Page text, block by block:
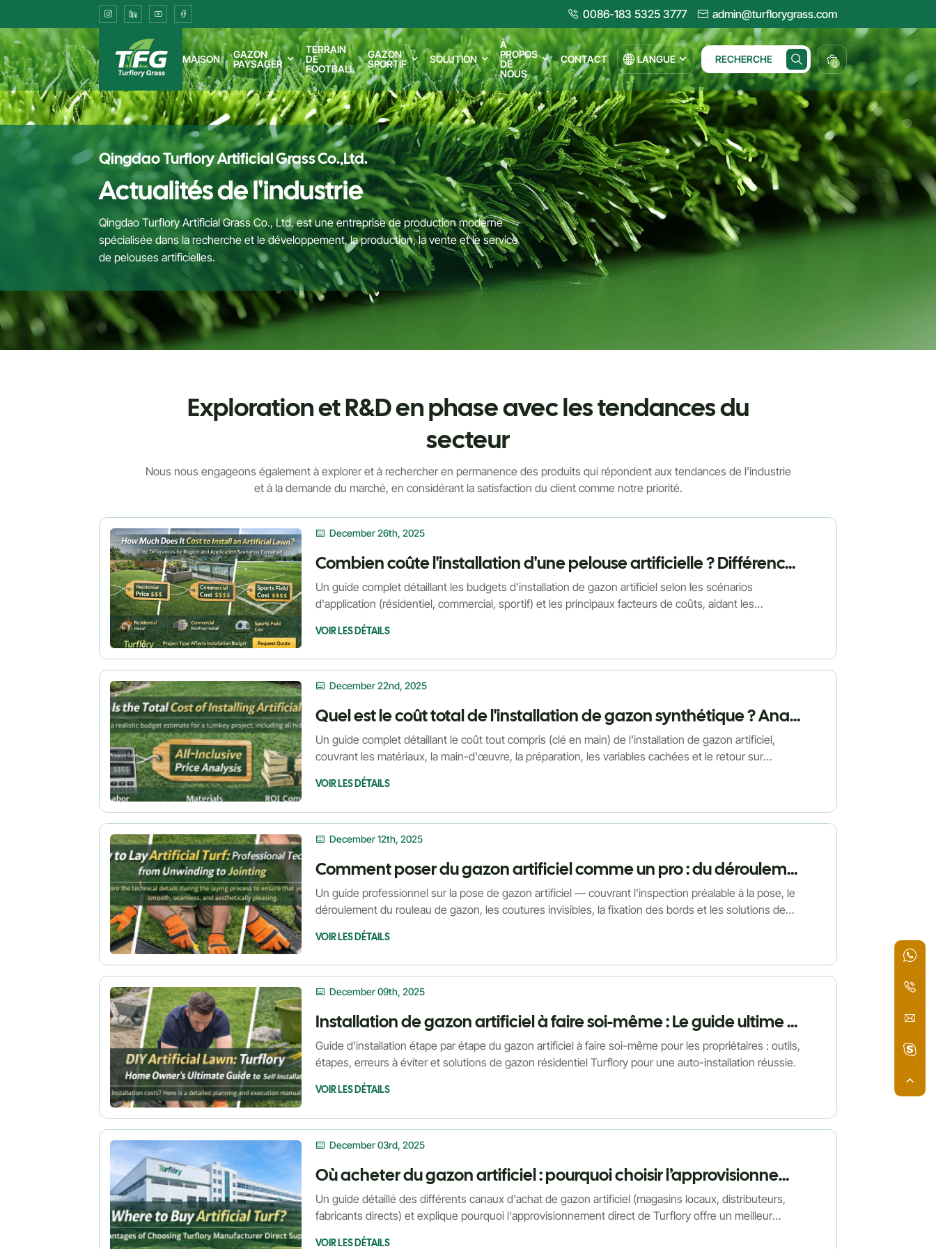
Qingdao
Turflory
Artificial
Grass
Co.,Ltd.
0086-183 5325 3777 admin@turflorygrass.com
MAISON
GAZON
PAYSAGER
TERRAIN
DE
FOOTBALL
GAZON
SPORTIF
SOLUTION
À
PROPOS
DE
NOUS
CONTACT LANGUE RECHERCHE 0
Qingdao Turflory Artificial Grass Co.,Ltd.
Actualités de l'industrie
Qingdao Turflory Artificial Grass Co., Ltd. est une entreprise de production moderne
spécialisée dans la recherche et le développement, la production, la vente et le service
de pelouses artificielles.
Exploration et R&D en phase avec les tendances du
secteur
Nous nous engageons également à explorer et à rechercher en permanence des produits qui répondent aux tendances de l'industrie
et à la demande du marché, en considérant la satisfaction du client comme notre priorité.
December 26th, 2025
Combien coûte l'installation d'une pelouse artificielle ? Différences de prix selon la région et les cas d'utilisation.
Un guide complet détaillant les budgets d'installation de gazon artificiel selon les scénarios
d'application (résidentiel, commercial, sportif) et les principaux facteurs de coûts, aidant les
utilisateurs à identifier les éléments clés et à établir un budget réaliste pour leurs projets.
VOIR LES DÉTAILS
December 22nd, 2025
Quel est le coût total de l'installation de gazon synthétique ? Analyse complète des prix tout compris
Un guide complet détaillant le coût tout compris (clé en main) de l'installation de gazon artificiel,
couvrant les matériaux, la main-d'œuvre, la préparation, les variables cachées et le retour sur
investissement à long terme, aidant les propriétaires à établir un budget réaliste et à éviter les
dépenses imprévues.
VOIR LES DÉTAILS
December 12th, 2025
Comment poser du gazon artificiel comme un pro : du déroulement aux raccords parfaits
Un guide professionnel sur la pose de gazon artificiel — couvrant l'inspection préalable à la pose, le
déroulement du rouleau de gazon, les coutures invisibles, la fixation des bords et les solutions de
VOIR LES DÉTAILS
December 09th, 2025
Installation de gazon artificiel à faire soi-même : Le guide ultime de Turflory pour l’auto-installation
Guide d'installation étape par étape du gazon artificiel à faire soi-même pour les propriétaires : outils,
étapes, erreurs à éviter et solutions de gazon résidentiel Turflory pour une auto-installation réussie.
VOIR LES DÉTAILS
December 03rd, 2025
Où acheter du gazon artificiel : pourquoi choisir l’approvisionnement direct du fabricant Turflory est judicieux
Un guide détaillé des différents canaux d'achat de gazon artificiel (magasins locaux, distributeurs,
fabricants directs) et explique pourquoi l'approvisionnement direct de Turflory offre un meilleur
VOIR LES DÉTAILS